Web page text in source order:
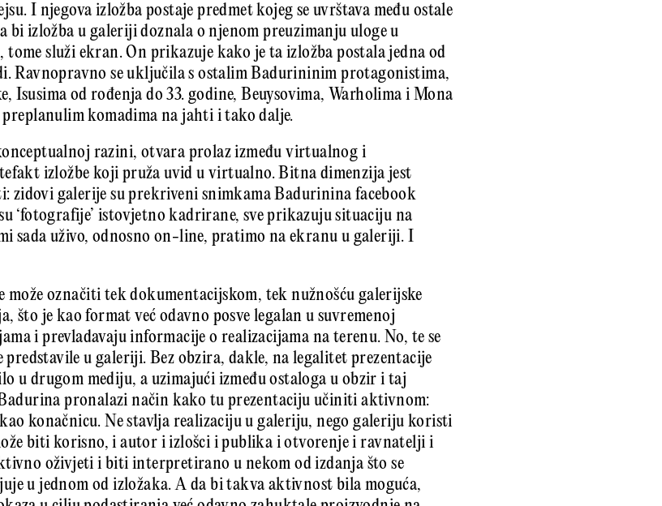
I njegova izložba postaje predmet kojeg se uvrštava među ostale
bi izložba u galeriji doznala o njenom preuzimanju uloge u
služi ekran. On prikazuje kako je ta izložba postala jedna od
Ravnopravno se uključila s ostalim Badurininim protagonistima,
od rođenja do 33. godine, Beuysovima, Warholima i Mona
komadima na jahti i tako dalje.
razini, otvara prolaz između virtualnog i
izložbe koji pruža uvid u virtualno. Bitna dimenzija jest
zidovi galerije su prekriveni snimkama Badurinina facebook
‘fotografije’ istovjetno kadrirane, sve prikazuju situaciju na
sada uživo, odnosno on-line, pratimo na ekranu u galeriji. I
može označiti tek dokumentacijskom, tek nužnošću galerijske
što je kao format već odavno posve legalan u suvremenoj
i prevladavaju informacije o realizacijama na terenu. No, te se
predstavile u galeriji. Bez obzira, dakle, na legalitet prezentacije
u drugom mediju, a uzimajući između ostaloga u obzir i taj
pronalazi način kako tu prezentaciju učiniti aktivnom:
konačnicu. Ne stavlja realizaciju u galeriju, nego galeriju koristi
biti korisno, i autor i izlošci i publika i otvorenje i ravnatelji i
oživjeti i biti interpretirano u nekom od izdanja što se
u jednom od izložaka. A da bi takva aktivnost bila moguća,